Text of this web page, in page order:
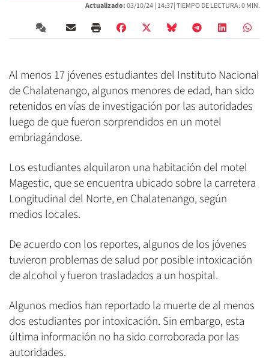
Actualizado:03/10/24 | 14:37| TIEMPO DE LECTURA: 0 MIN.
Al menos 17 jóvenes estudiantes del Instituto Nacional
de Chalatenango, algunos menores de edad, han sido
retenidos en vías de investigación por las autoridades
luego de que fueron sorprendidos en un motel
embriagándose.
Los estudiantes alquilaron una habitación del motel
Magestic, que se encuentra ubicado sobre la carretera
Longitudinal del Norte, en Chalatenango, según
medios locales.
De acuerdo con los reportes, algunos de los jóvenes
tuvieron problemas de salud por posible intoxicación
de alcohol y fueron trasladados a un hospital.
Algunos medios han reportado la muerte de al menos
dos estudiantes por intoxicación. Sin embargo, esta
última información no ha sido corroborada por las
autoridades.